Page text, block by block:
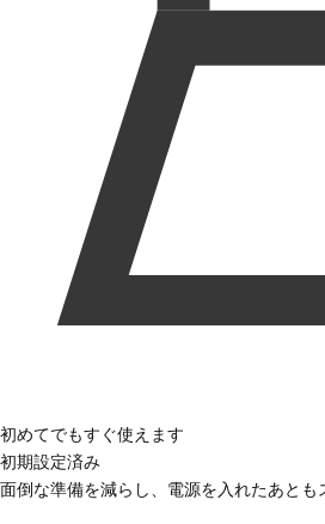
初めてでもすぐ使えます
初期設定済み
面倒な準備を減らし、電源を入れたあと